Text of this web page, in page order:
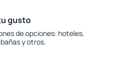
gusto
de opciones: hoteles,
y otros.